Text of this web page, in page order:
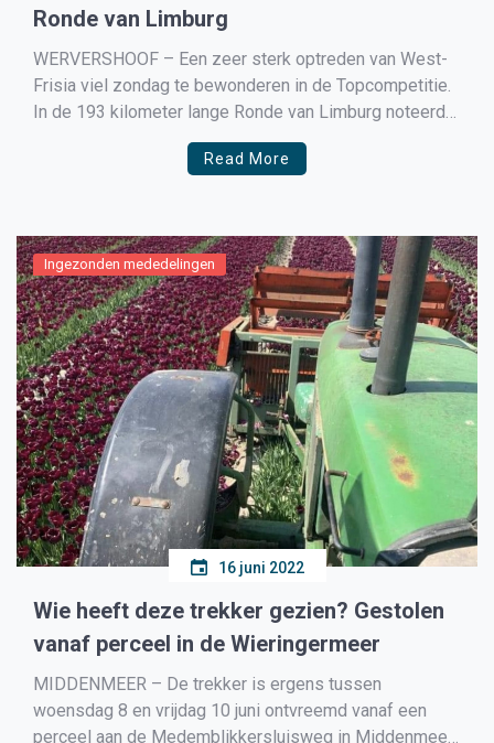
Ronde van Limburg
WERVERSHOOF – Een zeer sterk optreden van West-
Frisia viel zondag te bewonderen in de Topcompetitie.
In de 193 kilometer lange Ronde van Limburg noteerde
de West-Friese formatie met Guillaume Visser (zesde)
en Matthew Overste (negende) maar liefst twee toptien
Read More
Ingezonden mededelingen
16 juni 2022
Wie heeft deze trekker gezien? Gestolen
vanaf perceel in de Wieringermeer
MIDDENMEER – De trekker is ergens tussen
woensdag 8 en vrijdag 10 juni ontvreemd vanaf een
perceel aan de Medemblikkersluisweg in Middenmeer.